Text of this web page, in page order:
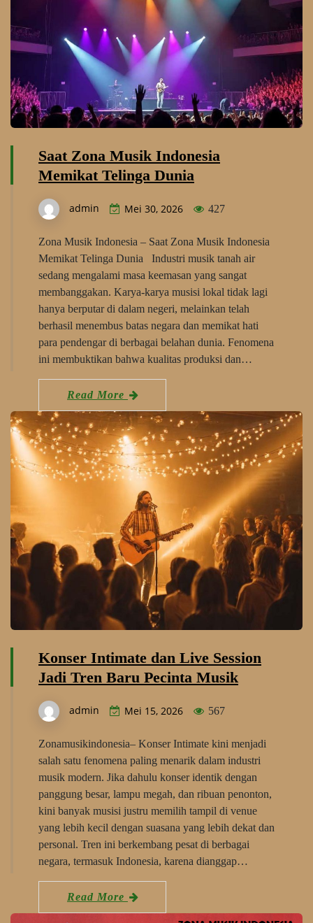
Saat Zona Musik Indonesia
Memikat Telinga Dunia
admin Mei 30, 2026 427
Zona Musik Indonesia – Saat Zona Musik Indonesia
Memikat Telinga Dunia Industri musik tanah air
sedang mengalami masa keemasan yang sangat
membanggakan. Karya-karya musisi lokal tidak lagi
hanya berputar di dalam negeri, melainkan telah
berhasil menembus batas negara dan memikat hati
para pendengar di berbagai belahan dunia. Fenomena
ini membuktikan bahwa kualitas produksi dan…
Read More
Konser Intimate dan Live Session
Jadi Tren Baru Pecinta Musik
admin Mei 15, 2026 567
Zonamusikindonesia– Konser Intimate kini menjadi
salah satu fenomena paling menarik dalam industri
musik modern. Jika dahulu konser identik dengan
panggung besar, lampu megah, dan ribuan penonton,
kini banyak musisi justru memilih tampil di venue
yang lebih kecil dengan suasana yang lebih dekat dan
personal. Tren ini berkembang pesat di berbagai
negara, termasuk Indonesia, karena dianggap…
Read More